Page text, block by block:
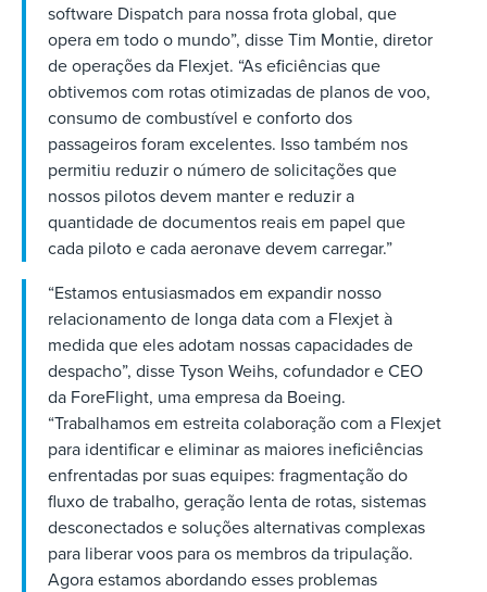
software Dispatch para nossa frota global, que
opera em todo o mundo”, disse Tim Montie, diretor
de operações da Flexjet. “As eficiências que
obtivemos com rotas otimizadas de planos de voo,
consumo de combustível e conforto dos
passageiros foram excelentes. Isso também nos
permitiu reduzir o número de solicitações que
nossos pilotos devem manter e reduzir a
quantidade de documentos reais em papel que
cada piloto e cada aeronave devem carregar.”
“Estamos entusiasmados em expandir nosso
relacionamento de longa data com a Flexjet à
medida que eles adotam nossas capacidades de
despacho”, disse Tyson Weihs, cofundador e CEO
da ForeFlight, uma empresa da Boeing.
“Trabalhamos em estreita colaboração com a Flexjet
para identificar e eliminar as maiores ineficiências
enfrentadas por suas equipes: fragmentação do
fluxo de trabalho, geração lenta de rotas, sistemas
desconectados e soluções alternativas complexas
para liberar voos para os membros da tripulação.
Agora estamos abordando esses problemas